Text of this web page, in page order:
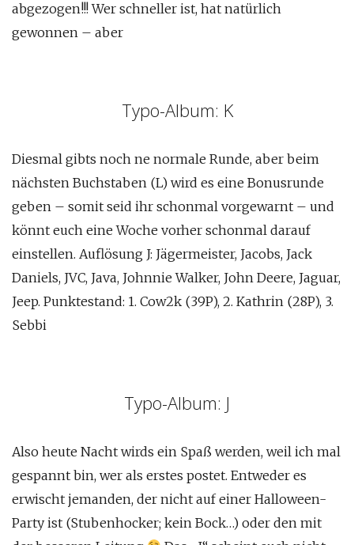
abgezogen!!! Wer schneller ist, hat natürlich
gewonnen – aber
Typo-Album: K
Diesmal gibts noch ne normale Runde, aber beim
nächsten Buchstaben (L) wird es eine Bonusrunde
geben – somit seid ihr schonmal vorgewarnt – und
könnt euch eine Woche vorher schonmal darauf
einstellen. Auflösung J: Jägermeister, Jacobs, Jack
Daniels, JVC, Java, Johnnie Walker, John Deere, Jaguar,
Jeep. Punktestand: 1. Cow2k (39P), 2. Kathrin (28P), 3.
Sebbi
Typo-Album: J
Also heute Nacht wirds ein Spaß werden, weil ich mal
gespannt bin, wer als erstes postet. Entweder es
erwischt jemanden, der nicht auf einer Halloween-
Party ist (Stubenhocker; kein Bock…) oder den mit